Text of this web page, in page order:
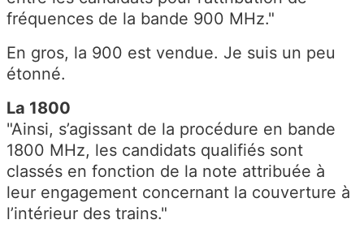
fréquences de la bande 900 MHz."
En gros, la 900 est vendue. Je suis un peu
étonné.
La 1800
"Ainsi, s’agissant de la procédure en bande
1800 MHz, les candidats qualifiés sont
classés en fonction de la note attribuée à
leur engagement concernant la couverture à
l’intérieur des trains."